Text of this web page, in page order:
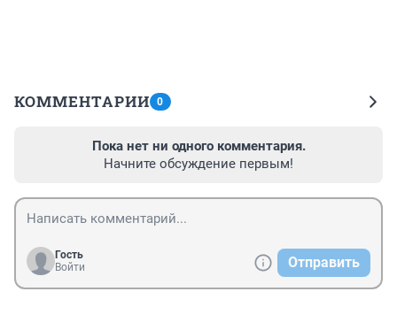
КОММЕНТАРИИ 0
Пока нет ни одного комментария.
Начните обсуждение первым!
Гость
Войти
Отправить